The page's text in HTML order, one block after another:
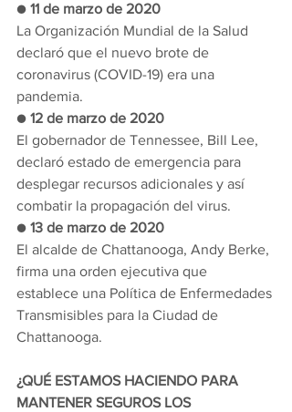
● 11 de marzo de 2020
La Organización Mundial de la Salud
declaró que el nuevo brote de
coronavirus (COVID-19) era una
pandemia.
● 12 de marzo de 2020
El gobernador de Tennessee, Bill Lee,
declaró estado de emergencia para
desplegar recursos adicionales y así
combatir la propagación del virus.
● 13 de marzo de 2020
El alcalde de Chattanooga, Andy Berke,
firma una orden ejecutiva que
establece una Política de Enfermedades
Transmisibles para la Ciudad de
Chattanooga.
¿QUÉ ESTAMOS HACIENDO PARA
MANTENER SEGUROS LOS